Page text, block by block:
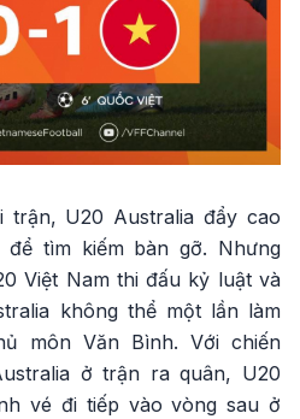
trận, U20 Australia đẩy cao
tìm kiếm bàn gỡ. Nhưng
Việt Nam thi đấu kỷ luật và
không thể một lần làm
môn Văn Bình. Với chiến
ở trận ra quân, U20
vé đi tiếp vào vòng sau ở